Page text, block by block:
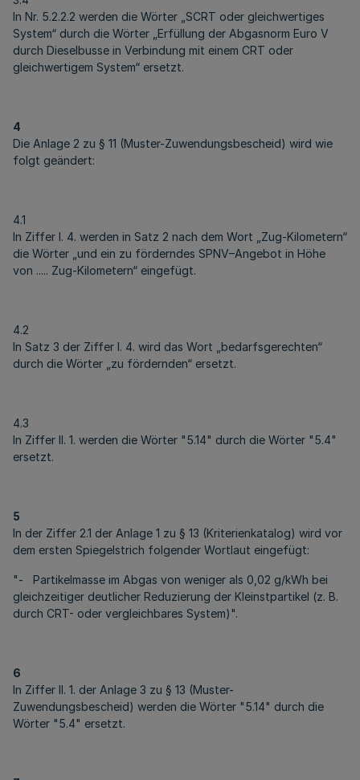
In Nr. 5.2.2.2 werden die Wörter „SCRT oder gleichwertiges
System“ durch die Wörter „Erfüllung der Abgasnorm Euro V
durch Dieselbusse in Verbindung mit einem CRT oder
gleichwertigem System“ ersetzt.
4
Die Anlage 2 zu § 11 (Muster-Zuwendungsbescheid) wird wie
folgt geändert:
4.1
In Ziffer I. 4. werden in Satz 2 nach dem Wort „Zug-Kilometern“
die Wörter „und ein zu förderndes SPNV–Angebot in Höhe
von ..... Zug-Kilometern“ eingefügt.
4.2
In Satz 3 der Ziffer I. 4. wird das Wort „bedarfsgerechten“
durch die Wörter „zu fördernden“ ersetzt.
4.3
In Ziffer II. 1. werden die Wörter "5.14" durch die Wörter "5.4"
ersetzt.
5
In der Ziffer 2.1 der Anlage 1 zu § 13 (Kriterienkatalog) wird vor
dem ersten Spiegelstrich folgender Wortlaut eingefügt:
"- Partikelmasse im Abgas von weniger als 0,02 g/kWh bei
gleichzeitiger deutlicher Reduzierung der Kleinstpartikel (z. B.
durch CRT- oder vergleichbares System)".
6
In Ziffer II. 1. der Anlage 3 zu § 13 (Muster-
Zuwendungsbescheid) werden die Wörter "5.14" durch die
Wörter "5.4" ersetzt.